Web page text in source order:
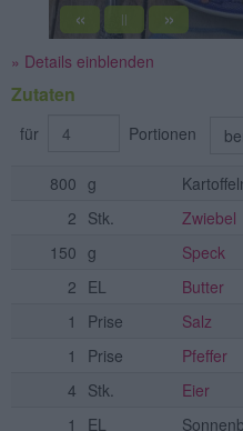
« || »
» Details einblenden
Zutaten
für Portionen
800 g
2 Stk.
Zwiebel
150 g
Speck
2 EL
Butter
1
Prise
Salz
1
Prise
Pfeffer
4 Stk.
Eier
1
EL